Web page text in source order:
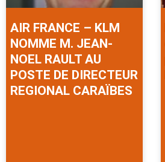
AIR FRANCE – KLM
NOMME M. JEAN-
NOEL RAULT AU
POSTE DE DIRECTEUR
REGIONAL CARAÏBES